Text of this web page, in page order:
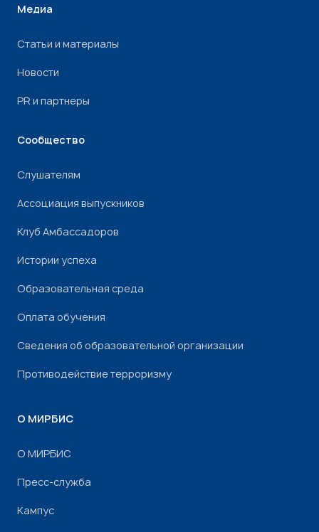
Медиа
Статьи и материалы
Новости
PR и партнеры
Сообщество
Слушателям
Ассоциация выпускников
Клуб Амбассадоров
Истории успеха
Образовательная среда
Оплата обучения
Сведения об образовательной организации
Противодействие терроризму
О МИРБИС
О МИРБИС
Пресс-служба
Кампус